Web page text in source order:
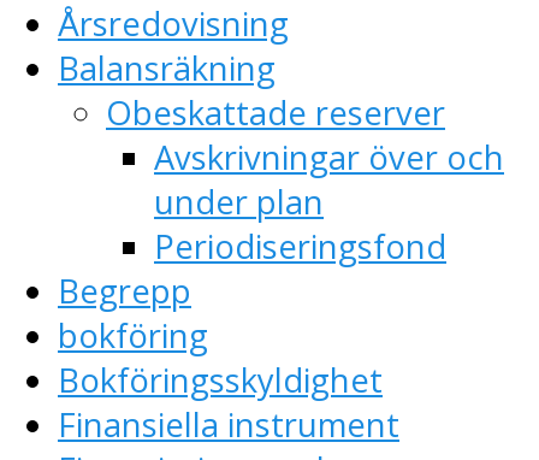
Årsredovisning
Balansräkning
Obeskattade reserver
Avskrivningar över och
under plan
Periodiseringsfond
Begrepp
bokföring
Bokföringsskyldighet
Finansiella instrument